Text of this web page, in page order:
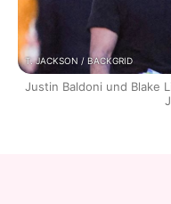
T. JACKSON / BACKGRID
Justin Baldoni und Blake